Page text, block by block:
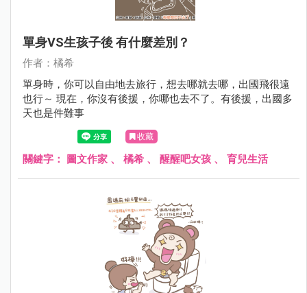
單身VS生孩子後 有什麼差別？
作者：橘希
單身時，你可以自由地去旅行，想去哪就去哪，出國飛很遠
也行～ 現在，你沒有後援，你哪也去不了。有後援，出國多
天也是件難事
收藏
關鍵字： 圖文作家 、 橘希 、 醒醒吧女孩 、 育兒生活